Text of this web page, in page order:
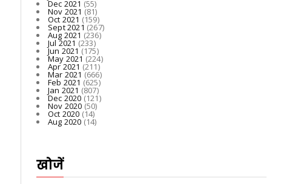
Dec 2021 (55)
Nov 2021 (81)
Oct 2021 (159)
Sept 2021 (267)
Aug 2021 (236)
Jul 2021 (233)
Jun 2021(175)
May 2021(224)
Apr 2021 (211)
Mar 2021 (666)
Feb 2021 (625)
Jan 2021 (807)
Dec 2020(121)
Nov 2020 (50)
Oct 2020 (14)
Aug 2020(14)
खोजें